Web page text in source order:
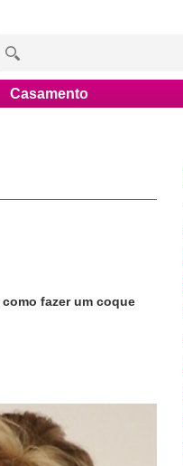
Casamento
como fazer um coque